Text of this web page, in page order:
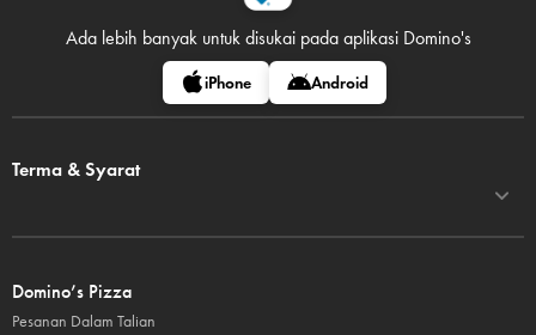
Ada lebih banyak untuk disukai pada aplikasi Domino's
iPhone Android
Terma & Syarat
Domino’s Pizza
Pesanan Dalam Talian